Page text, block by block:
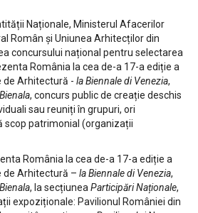
Naționale, Ministerul Afacerilor
Român și Uniunea Arhitecților din
concursului național pentru selectarea
România la cea de-a 17-a ediție a
de Arhitectură - la Biennale di Venezia,
Bienala, concurs public de creație deschis
sau reuniți în grupuri, ori
scop patrimonial (organizații
România la cea de-a 17-a ediție a
de Arhitectură – la Biennale di Venezia,
Bienala, la secțiunea Participări Naționale,
expoziționale: Pavilionul României din